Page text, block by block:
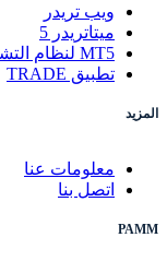
ويب تريدر
ميتاتريدر 5
MT5 لنظام التشغيل macOS
تطبيق TRADE
المزيد
معلومات عنا
اتصل بنا
PAMM